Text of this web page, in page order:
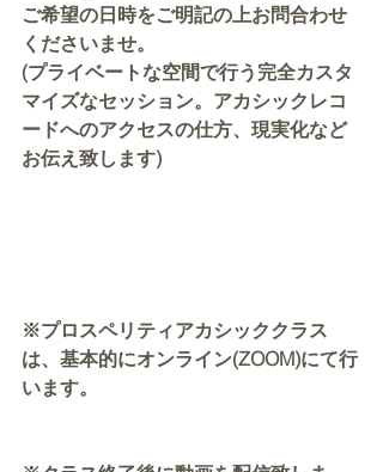
ご希望の日時をご明記の上お問合わせ
くださいませ。
(プライベートな空間で行う完全カスタ
マイズなセッション。アカシックレコ
ードへのアクセスの仕方、現実化など
お伝え致します)
※プロスペリティアカシッククラス
は、基本的にオンライン(ZOOM)にて行
います。